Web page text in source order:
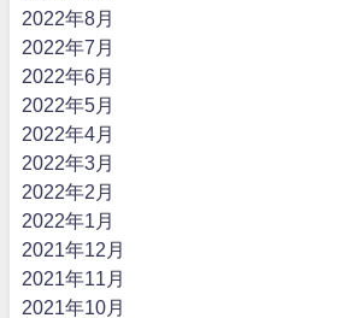
2022年8月
2022年7月
2022年6月
2022年5月
2022年4月
2022年3月
2022年2月
2022年1月
2021年12月
2021年11月
2021年10月